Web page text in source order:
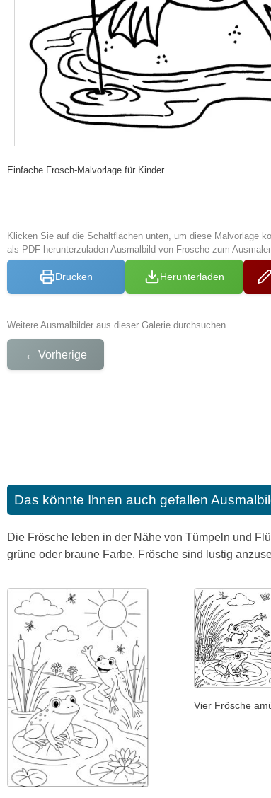
Einfache Frosch-Malvorlage für Kinder
Klicken Sie auf die Schaltflächen unten, um diese Malvorlage
als PDF herunterzuladen Ausmalbild von Frosche zum
Drucken Herunterladen
Weitere Ausmalbilder aus dieser Galerie durchsuchen
← Vorherige
Das könnte Ihnen auch gefallen
Die Frösche leben in der Nähe von Tümpeln und
grüne oder braune Farbe. Frösche sind lustig
Vier Frösche